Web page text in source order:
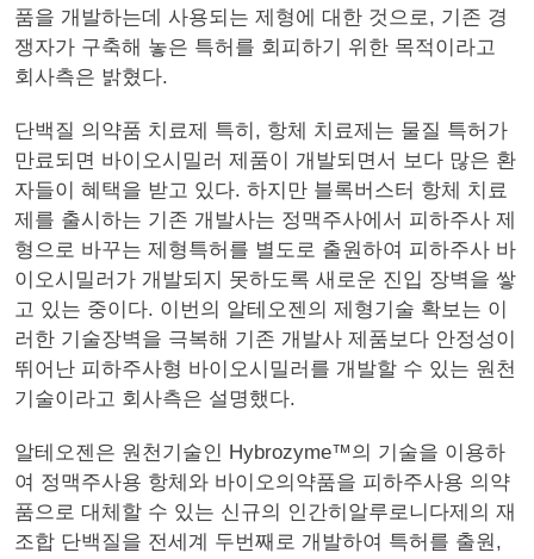
품을 개발하는데 사용되는 제형에 대한 것으로, 기존 경
쟁자가 구축해 놓은 특허를 회피하기 위한 목적이라고
회사측은 밝혔다.
단백질 의약품 치료제 특히, 항체 치료제는 물질 특허가
만료되면 바이오시밀러 제품이 개발되면서 보다 많은 환
자들이 혜택을 받고 있다. 하지만 블록버스터 항체 치료
제를 출시하는 기존 개발사는 정맥주사에서 피하주사 제
형으로 바꾸는 제형특허를 별도로 출원하여 피하주사 바
이오시밀러가 개발되지 못하도록 새로운 진입 장벽을 쌓
고 있는 중이다. 이번의 알테오젠의 제형기술 확보는 이
러한 기술장벽을 극복해 기존 개발사 제품보다 안정성이
뛰어난 피하주사형 바이오시밀러를 개발할 수 있는 원천
기술이라고 회사측은 설명했다.
알테오젠은 원천기술인 Hybrozyme™의 기술을 이용하
여 정맥주사용 항체와 바이오의약품을 피하주사용 의약
품으로 대체할 수 있는 신규의 인간히알루로니다제의 재
조합 단백질을 전세계 두번째로 개발하여 특허를 출원,